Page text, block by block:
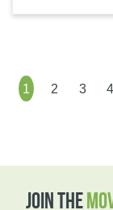
1 2 3 4
JOIN THE